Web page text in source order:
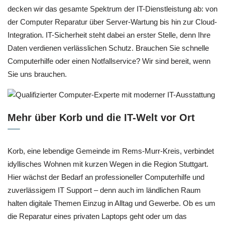
decken wir das gesamte Spektrum der IT-Dienstleistung ab: von
der Computer Reparatur über Server-Wartung bis hin zur Cloud-
Integration. IT-Sicherheit steht dabei an erster Stelle, denn Ihre
Daten verdienen verlässlichen Schutz. Brauchen Sie schnelle
Computerhilfe oder einen Notfallservice? Wir sind bereit, wenn
Sie uns brauchen.
Mehr über Korb und die IT-Welt vor Ort
Korb, eine lebendige Gemeinde im Rems-Murr-Kreis, verbindet
idyllisches Wohnen mit kurzen Wegen in die Region Stuttgart.
Hier wächst der Bedarf an professioneller Computerhilfe und
zuverlässigem IT Support – denn auch im ländlichen Raum
halten digitale Themen Einzug in Alltag und Gewerbe. Ob es um
die Reparatur eines privaten Laptops geht oder um das